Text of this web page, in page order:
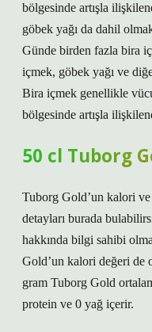
bölgesinde artışla
göbek yağı da dahil
Günde birden fazla bira
içmek, göbek yağı ve
Bira içmek genellikle
bölgesinde artışla
50 cl Tuborg
Tuborg Gold’un kalori
detayları burada
hakkında bilgi sahibi
Gold’un kalori değeri de
gram Tuborg Gold
protein ve 0 yağ içerir.